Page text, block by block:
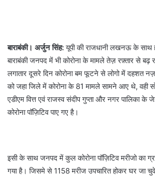
बाराबंकी। अर्जुन सिंह:यूपी की राजधानी लखनऊ के
बाराबंकी जनपद में भी कोरोना के मामले तेज़ रफ़्तार से
लगातार दूसरे दिन कोरोना बम फूटने से लोगो में दहशत
को जहा जिले में कोरोना के 81 मामले सामने आए थे, वही
एडीएम वित्त एवं राजस्व संदीप गुप्ता और नगर पालिका के
कोरोना पॉज़िटिव पाए गए है।
इसी के साथ जनपद में कुल कोरोना पॉज़िटिव मरीजो का
गया है। जिसमे से 1158 मरीज उपचारित होकर घर जा